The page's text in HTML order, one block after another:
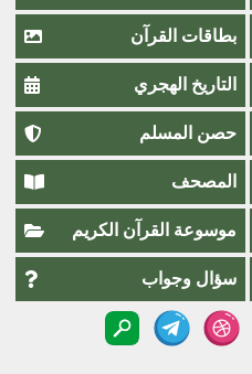
بطاقات القرآن
التاريخ الهجري
حصن المسلم
المصحف
موسوعة القرآن الكريم
سؤال وجواب